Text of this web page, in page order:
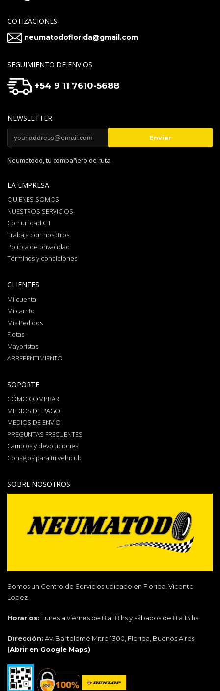
COTIZACIONES
neumatodoflorida@gmail.com
SEGUIMIENTO DE ENVIOS
+54 9 11 7610-5688
NEWSLETTER
Neumatodo, tu compañero de ruta.
LA EMPRESA
QUIENES SOMOS
NUESTROS SERVICIOS
Comunidad GT
Trabajá con nosotros
Política de privacidad
Términos y condiciones
CLIENTES
Mi cuenta
Mi carrito
Mis Pedidos
Flotas
Mayoristas
ARREPENTIMIENTO
SOPORTE
CÓMO COMPRAR
MEDIOS DE PAGO
MEDIOS DE ENVÍO
PREGUNTAS FRECUENTES
Cambios y devoluciones
Consejos para tu vehiculo
SOBRE NOSOTROS
Somos un Centro de Servicios ubicado en Florida, Vicente
Lopez.
Horarios: Lunes a viernes de 8 a 18 hs y sábados de 8 a 13 hs.
Dirección: Av. Bartolomé Mitre 1300, Florida, Buenos Aires
(Abrir en Google Maps)